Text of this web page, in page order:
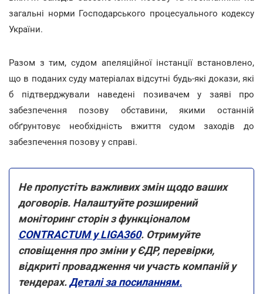
загальні норми Господарського процесуального кодексу
України.
Разом з тим, судом апеляційної інстанції встановлено,
що в поданих суду матеріалах відсутні будь-які докази, які
б підтверджували наведені позивачем у заяві про
забезпечення позову обставини, якими останній
обґрунтовує необхідність вжиття судом заходів до
забезпечення позову у справі.
Не пропустіть важливих змін щодо ваших
договорів. Налаштуйте розширений
моніторинг сторін з функціоналом
CONTRACTUM у LIGA360. Отримуйте
сповіщення про зміни у ЄДР, перевірки,
відкриті провадження чи участь компаній у
тендерах.Деталі за посиланням.